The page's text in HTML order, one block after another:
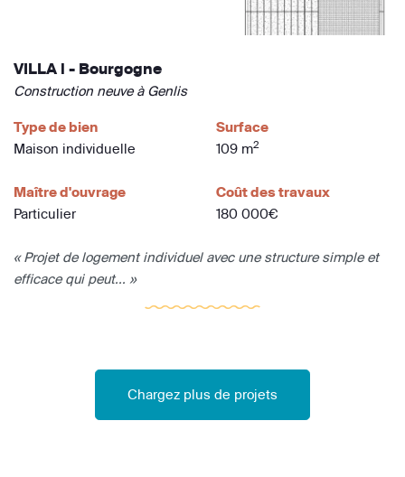
VILLA i - Bourgogne
Construction neuve à Genlis
Type de bien
Maison individuelle
Surface
109 m2
Maître d'ouvrage
Particulier
Coût des travaux
180 000€
« Projet de logement individuel avec une structure simple et
efficace qui peut... »
Chargez plus de projets